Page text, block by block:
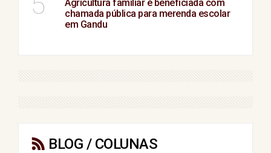
Agricultura familiar é beneficiada com
chamada pública para merenda escolar
em Gandu
BLOG / COLUNAS